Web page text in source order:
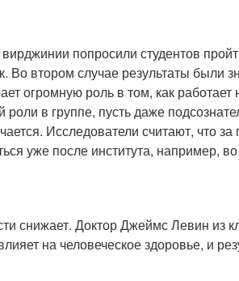
попросили студентов
Во втором случае результаты были
огромную роль в том, как работает
в группе, пусть даже
Исследователи считают, что за
уже после института, например,
снижает. Доктор Джеймс Левин из
на человеческое здоровье, и